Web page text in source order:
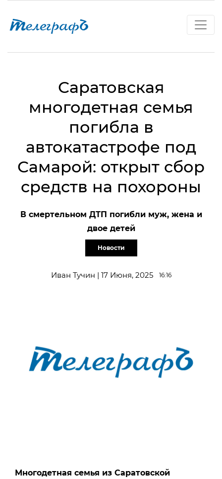
Саратовская
многодетная семья
погибла в
автокатастрофе под
Самарой: открыт сбор
средств на похороны
В смертельном ДТП погибли муж, жена и
двое детей
Новости
Иван Тучин | 17 Июня, 2025 16:16
Многодетная семья из Саратовской